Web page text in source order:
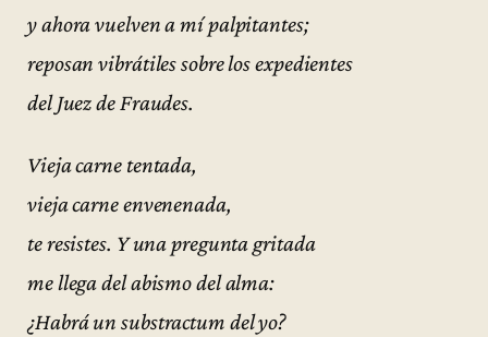
y ahora vuelven a mí palpitantes;
reposan vibrátiles sobre los expedientes
del Juez de Fraudes.
Vieja carne tentada,
vieja carne envenenada,
te resistes. Y una pregunta gritada
me llega del abismo del alma:
¿Habrá un substractum del yo?